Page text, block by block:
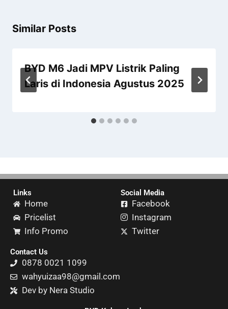
Similar Posts
BYD M6 Jadi MPV Listrik Paling
Laris di Indonesia Agustus 2025
Links
Home
Pricelist
Info Promo
Social Media
Facebook
Instagram
Twitter
Contact Us
0878 0021 1099
wahyuizaa98@gmail.com
Dev by Nera Studio